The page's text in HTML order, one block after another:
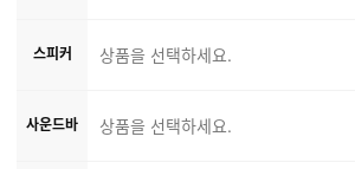
스피커 상품을 선택하세요.
사운드바 상품을 선택하세요.